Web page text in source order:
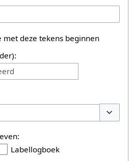
met deze tekens beginnen
Labellogboek